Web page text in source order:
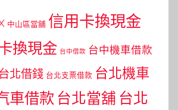
中山區當舖 信用卡換現金
換現金 台中借款 台中機車借款
台北借錢 台北支票借款 台北機車
車借款 台北當舖 台北